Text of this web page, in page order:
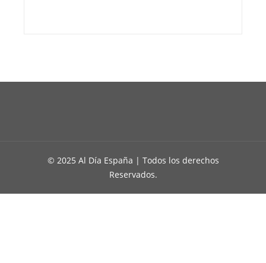
© 2025 Al Día España | Todos los derechos
Reservados.